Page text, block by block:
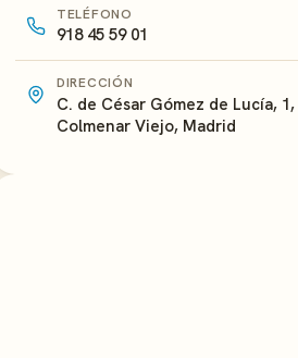
TELÉFONO
918 45 59 01
DIRECCIÓN
C. de César Gómez de Lucía, 1,
Colmenar Viejo, Madrid